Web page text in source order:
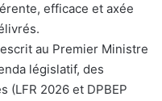
efficace et axée
au Premier Ministre
législatif, des
(LFR 2026 et DPBEP